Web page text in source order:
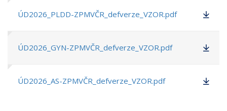
ÚD2026_PLDD-ZPMVČR_defverze_VZOR.pdf
ÚD2026_GYN-ZPMVČR_defverze_VZOR.pdf
ÚD2026_AS-ZPMVČR_defverze_VZOR.pdf